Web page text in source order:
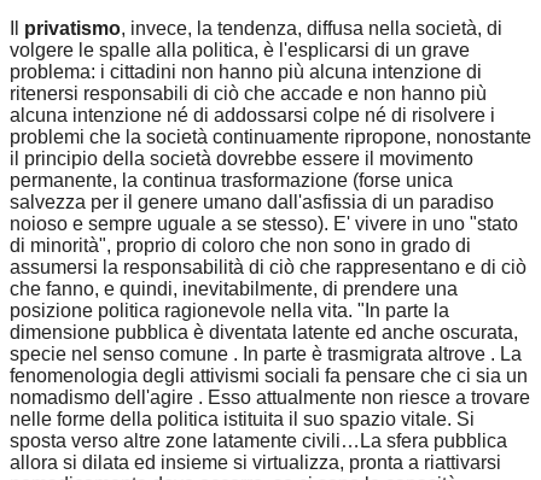
privatismo, invece, la tendenza, diffusa nella società, di
volgere le spalle alla politica, è l'esplicarsi di un grave
problema: i cittadini non hanno più alcuna intenzione di
ritenersi responsabili di ciò che accade e non hanno più
alcuna intenzione né di addossarsi colpe né di risolvere i
problemi che la società continuamente ripropone, nonostante
il principio della società dovrebbe essere il movimento
permanente, la continua trasformazione (forse unica
salvezza per il genere umano dall'asfissia di un paradiso
noioso e sempre uguale a se stesso). E' vivere in uno "stato
di minorità", proprio di coloro che non sono in grado di
assumersi la responsabilità di ciò che rappresentano e di ciò
che fanno, e quindi, inevitabilmente, di prendere una
posizione politica ragionevole nella vita. "In parte la
dimensione pubblica è diventata latente ed anche oscurata,
specie nel senso comune . In parte è trasmigrata altrove . La
fenomenologia degli attivismi sociali fa pensare che ci sia un
nomadismo dell'agire . Esso attualmente non riesce a trovare
nelle forme della politica istituita il suo spazio vitale. Si
sposta verso altre zone latamente civili…La sfera pubblica
allora si dilata ed insieme si virtualizza, pronta a riattivarsi